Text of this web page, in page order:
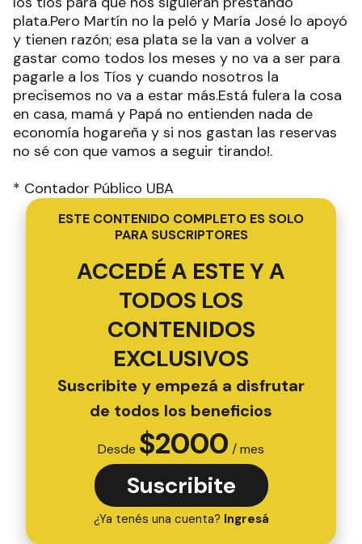
plata.Pero Martín no la peló y María José lo apoyó
y tienen razón; esa plata se la van a volver a
gastar como todos los meses y no va a ser para
pagarle a los Tíos y cuando nosotros la
precisemos no va a estar más.Está fulera la cosa
en casa, mamá y Papá no entienden nada de
economía hogareña y si nos gastan las reservas
no sé con que vamos a seguir tirando!.
* Contador Público UBA
ESTE CONTENIDO COMPLETO ES SOLO
PARA SUSCRIPTORES
ACCEDÉ A ESTE Y A
TODOS LOS
CONTENIDOS
EXCLUSIVOS
Suscribite y empezá a disfrutar
de todos los beneficios
Desde $2000 / mes
Suscribite
¿Ya tenés una cuenta? Ingresá